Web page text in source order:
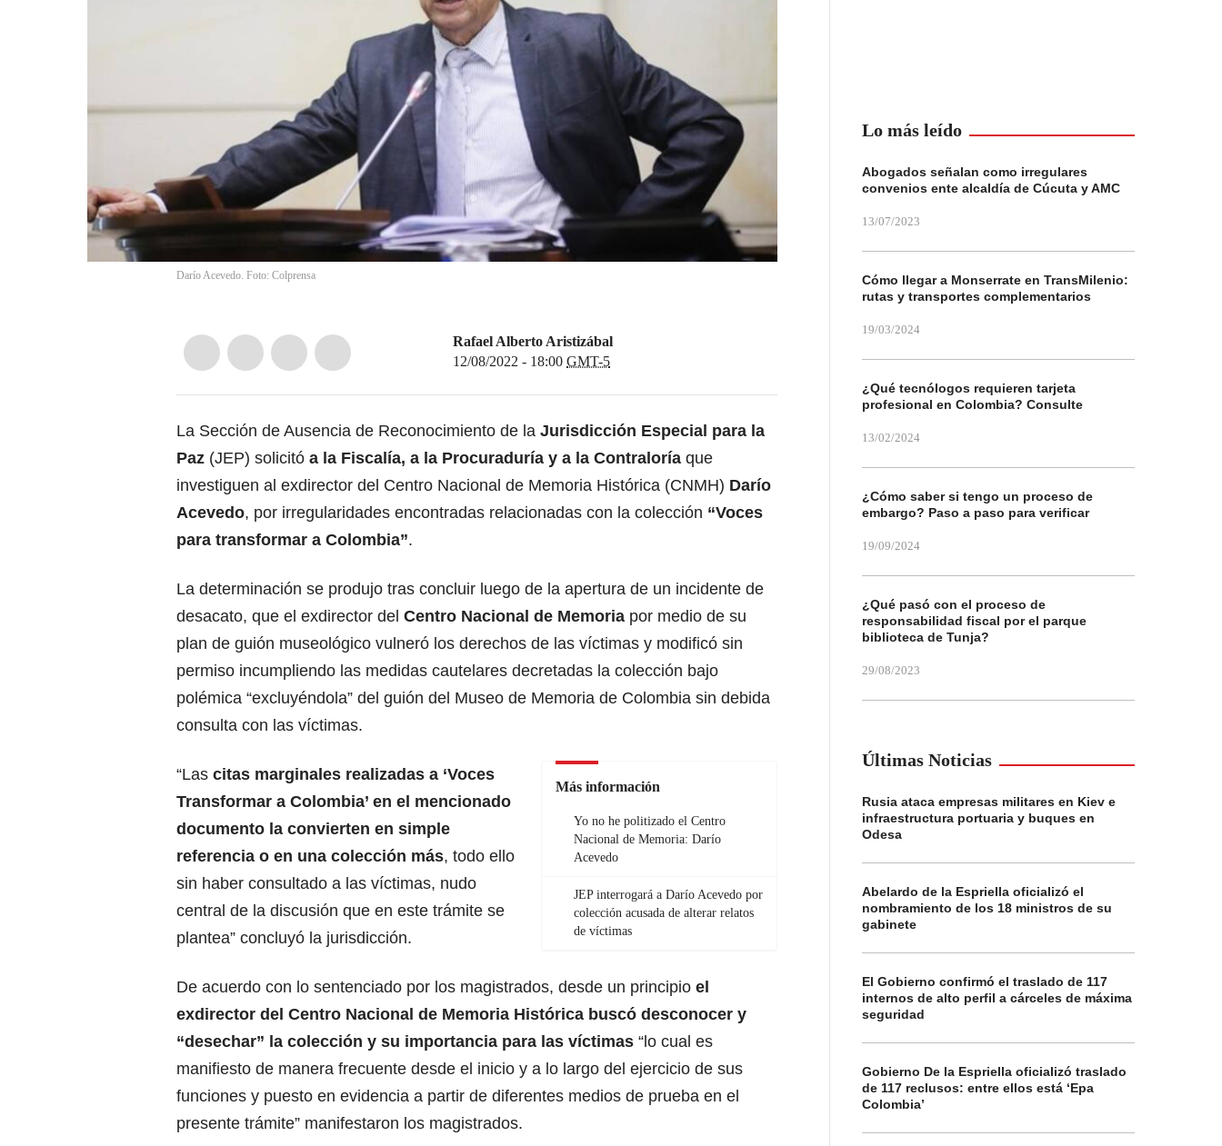
Darío Acevedo. Foto: Colprensa
Rafael Alberto Aristizábal
12/08/2022 - 18:00 GMT-5
La Sección de Ausencia de Reconocimiento de la Jurisdicción Especial para la
Paz (JEP) solicitó a la Fiscalía, a la Procuraduría y a la Contraloría que
investiguen al exdirector del Centro Nacional de Memoria Histórica (CNMH) Darío
Acevedo, por irregularidades encontradas relacionadas con la colección “Voces
para transformar a Colombia”.
La determinación se produjo tras concluir luego de la apertura de un incidente de
desacato, que el exdirector del Centro Nacional de Memoria por medio de su
plan de guión museológico vulneró los derechos de las víctimas y modificó sin
permiso incumpliendo las medidas cautelares decretadas la colección bajo
polémica “excluyéndola” del guión del Museo de Memoria de Colombia sin debida
consulta con las víctimas.
Más información
Yo no he politizado el Centro
Nacional de Memoria: Darío
Acevedo
JEP interrogará a Darío Acevedo por
colección acusada de alterar relatos
de víctimas
“Las citas marginales realizadas a ‘Voces
Transformar a Colombia’ en el mencionado
documento la convierten en simple
referencia o en una colección más, todo ello
sin haber consultado a las víctimas, nudo
central de la discusión que en este trámite se
plantea” concluyó la jurisdicción.
De acuerdo con lo sentenciado por los magistrados, desde un principio el
exdirector del Centro Nacional de Memoria Histórica buscó desconocer y
“desechar” la colección y su importancia para las víctimas “lo cual es
manifiesto de manera frecuente desde el inicio y a lo largo del ejercicio de sus
funciones y puesto en evidencia a partir de diferentes medios de prueba en el
presente trámite” manifestaron los magistrados.
Lo más leído
Abogados señalan como irregulares
convenios ente alcaldía de Cúcuta y AMC
13/07/2023
Cómo llegar a Monserrate en TransMilenio:
rutas y transportes complementarios
19/03/2024
¿Qué tecnólogos requieren tarjeta
profesional en Colombia? Consulte
13/02/2024
¿Cómo saber si tengo un proceso de
embargo? Paso a paso para verificar
19/09/2024
¿Qué pasó con el proceso de
responsabilidad fiscal por el parque
biblioteca de Tunja?
29/08/2023
Últimas Noticias
Rusia ataca empresas militares en Kiev e
infraestructura portuaria y buques en
Odesa
Abelardo de la Espriella oficializó el
nombramiento de los 18 ministros de su
gabinete
El Gobierno confirmó el traslado de 117
internos de alto perfil a cárceles de máxima
seguridad
Gobierno De la Espriella oficializó traslado
de 117 reclusos: entre ellos está ‘Epa
Colombia’